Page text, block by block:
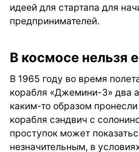
идеей для стартапа для
предпринимателей.
В космосе нельзя
В 1965 году во время
корабля «Джемини-3» два
каким-то образом
корабля сэндвич с
проступок может
незначительным, в